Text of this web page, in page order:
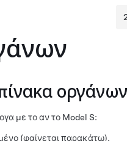
οργάνων
με το αν το Model S:
(φαίνεται παρακάτω).